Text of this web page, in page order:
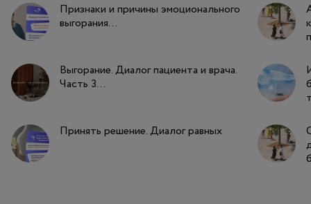
Признаки и причины эмоционального
выгорания...
Выгорание. Диалог пациента и врача.
Часть 3...
Принять решение. Диалог равных